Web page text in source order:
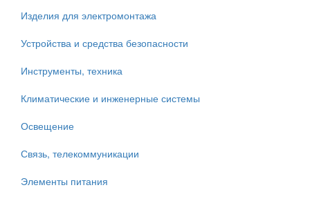
Изделия для электромонтажа
Устройства и средства безопасности
Инструменты, техника
Климатические и инженерные системы
Освещение
Связь, телекоммуникации
Элементы питания